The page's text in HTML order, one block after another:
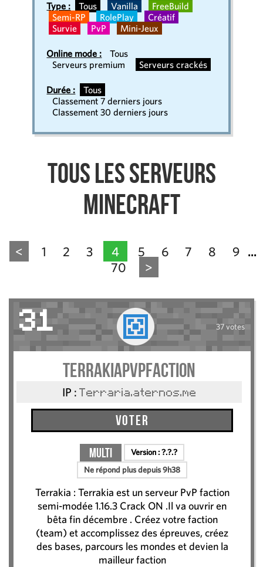
Type : Tous Vanilla
FreeBuild
Semi-RP
RolePlay
Créatif
Survie
PvP Mini-Jeux
Online mode :
Tous
Serveurs premium
Serveurs crackés
Durée :
Tous
Classement 7 derniers jours
Classement 30 derniers jours
Tous les serveurs
Minecraft
< 1 2 3 4 5 6 7 8 9 ...
70 >
31 37 votes
TerrakiaPvPFaction
IP : Terraria.aternos.me
Voter
Multi Version :?.?.?
Ne répond plus depuis 9h38
Terrakia : Terrakia est un serveur PvP faction
semi-modée 1.16.3 Crack ON .Il va ouvrir en
bêta fin décembre . Créez votre faction
(team) et accomplissez des épreuves, créez
des bases, parcours les mondes et devien la
mailleur faction